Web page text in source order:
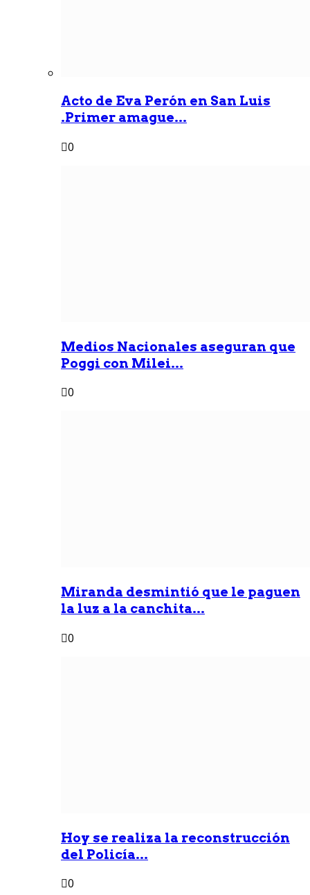
Acto de Eva Perón en San Luis
.Primer amague...
0
Medios Nacionales aseguran que
Poggi con Milei...
0
Miranda desmintió que le paguen
la luz a la canchita...
0
Hoy se realiza la reconstrucción
del Policía...
0